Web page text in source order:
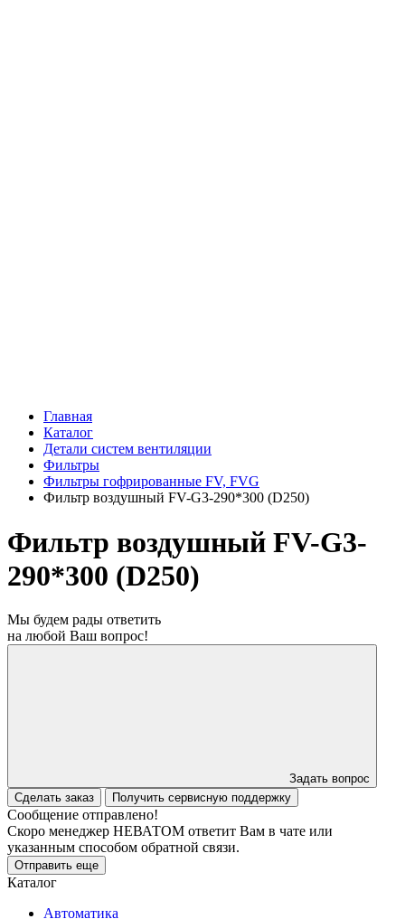
Главная
Каталог
Детали систем вентиляции
Фильтры
Фильтры гофрированные FV, FVG
Фильтр воздушный FV-G3-290*300 (D250)
Фильтр воздушный FV-G3-
290*300 (D250)
Мы будем рады ответить
на любой Ваш вопрос!
Задать вопрос
Сделать заказ
Получить сервисную поддержку
Сообщение отправлено!
Скоро менеджер НЕВАТОМ ответит Вам в чате или
указанным способом обратной связи.
Отправить еще
Каталог
Автоматика